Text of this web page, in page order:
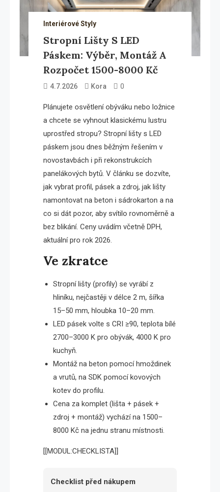
Interiérové Styly
Stropní Lišty S LED
Páskem: Výběr, Montáž A
Rozpočet 1500-8000 Kč
4.7.2026 Kora 0
Plánujete osvětlení obýváku nebo ložnice
a chcete se vyhnout klasickému lustru
uprostřed stropu? Stropní lišty s LED
páskem jsou dnes běžným řešením v
novostavbách i při rekonstrukcích
panelákových bytů. V článku se dozvíte,
jak vybrat profil, pásek a zdroj, jak lišty
namontovat na beton i sádrokarton a na
co si dát pozor, aby svítilo rovnoměrně a
bez blikání. Ceny uvádím včetně DPH,
aktuální pro rok 2026.
Ve zkratce
Stropní lišty (profily) se vyrábí z
hliníku, nejčastěji v délce 2 m, šířka
15–50 mm, hloubka 10–20 mm.
LED pásek volte s CRI ≥90, teplota bílé
2700–3000 K pro obývák, 4000 K pro
kuchyň.
Montáž na beton pomocí hmoždinek
a vrutů, na SDK pomocí kovových
kotev do profilu.
Cena za komplet (lišta + pásek +
zdroj + montáž) vychází na 1500–
8000 Kč na jednu stranu místnosti.
[[MODUL:CHECKLISTA]]
Checklist před nákupem